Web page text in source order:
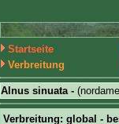
Startseite
Verbreitung
Alnus sinuata -
Verbreitung: global -